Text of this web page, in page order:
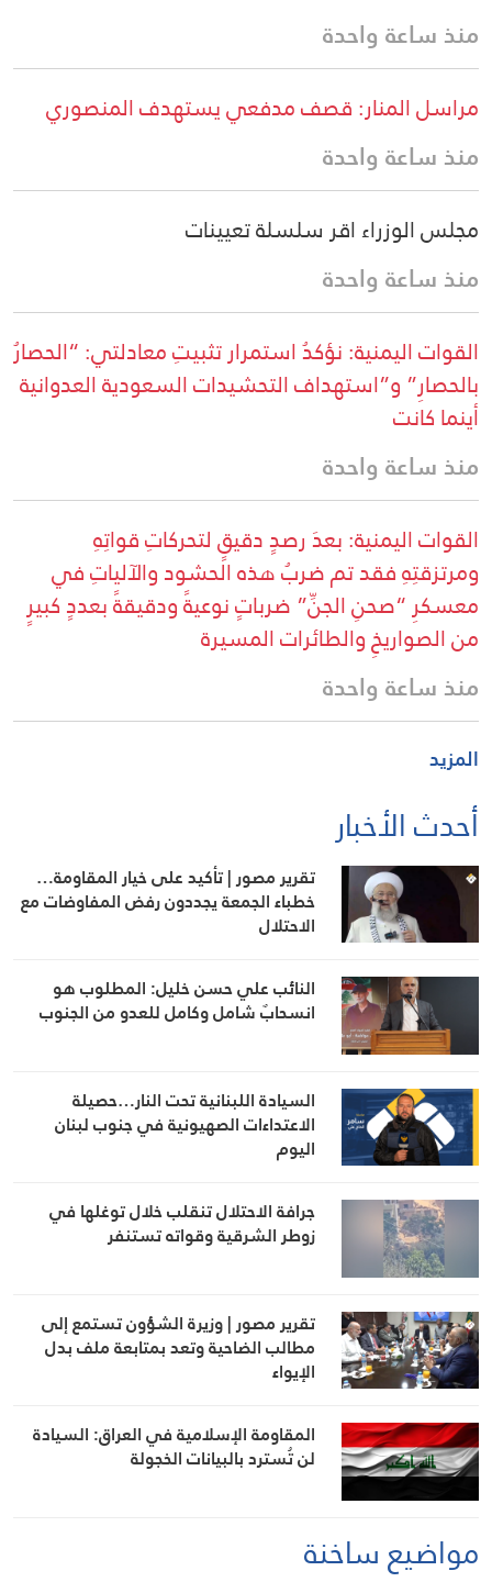
منذ ساعة واحدة
مراسل المنار: قصف مدفعي يستهدف المنصوري
منذ ساعة واحدة
مجلس الوزراء اقر سلسلة تعيينات
منذ ساعة واحدة
القوات اليمنية: نؤكدُ استمرار تثبيتِ معادلتي: “الحصارُ
بالحصارِ” و”استهداف التحشيدات السعودية العدوانية
أينما كانت
منذ ساعة واحدة
القوات اليمنية: بعدَ رصدٍ دقيقٍ لتحركاتِ قواتِهِ
ومرتزقتِهِ فقد تم ضربُ هذه الحشود والآلياتِ في
معسكرِ “صحنِ الجنِّ” ضرباتٍ نوعيةً ودقيقةً بعددٍ كبيرٍ
من الصواريخِ والطائرات المسيرة
منذ ساعة واحدة
المزيد
أحدث الأخبار
تقرير مصور | تأكيد على خيار المقاومة…
خطباء الجمعة يجددون رفض المفاوضات مع
الاحتلال
النائب علي حسن خليل: المطلوب هو
انسحابٌ شامل وكامل للعدو من الجنوب
السيادة اللبنانية تحت النار…حصيلة
الاعتداءات الصهيونية في جنوب لبنان
اليوم
جرافة الاحتلال تنقلب خلال توغلها في
زوطر الشرقية وقواته تستنفر
تقرير مصور | وزيرة الشؤون تستمع إلى
مطالب الضاحية وتعد بمتابعة ملف بدل
الإيواء
المقاومة الإسلامية في العراق: السيادة
لن تُسترد بالبيانات الخجولة
مواضيع ساخنة